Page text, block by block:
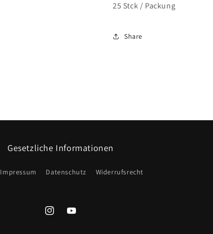
25 Stck / Packung
Share
Gesetzliche Informationen
Impressum Datenschutz Widerrufsrecht
InstagramYouTube